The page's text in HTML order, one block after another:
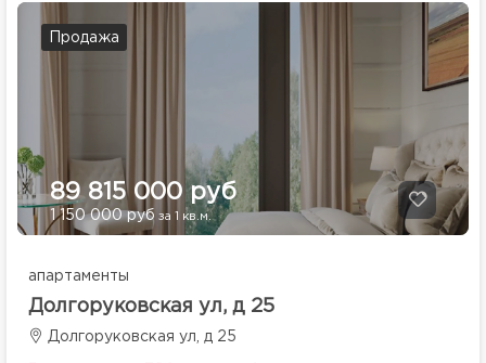
Продажа
89 815 000 руб
1 150 000 руб за 1 кв.м.
апартаменты
Долгоруковская ул, д 25
Долгоруковская ул, д 25